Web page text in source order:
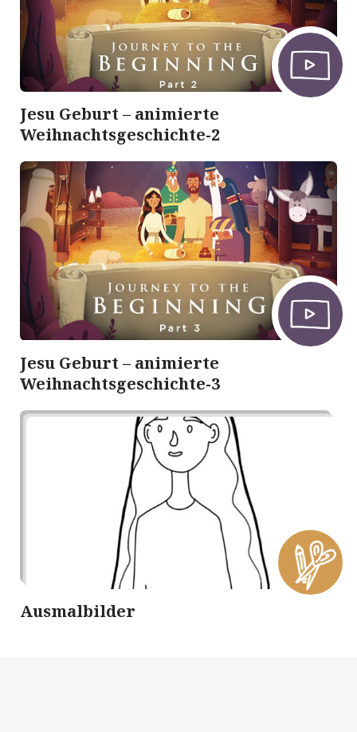
Jesu Geburt – animierte
Weihnachtsgeschichte-2
Jesu Geburt – animierte
Weihnachtsgeschichte-3
Ausmalbilder